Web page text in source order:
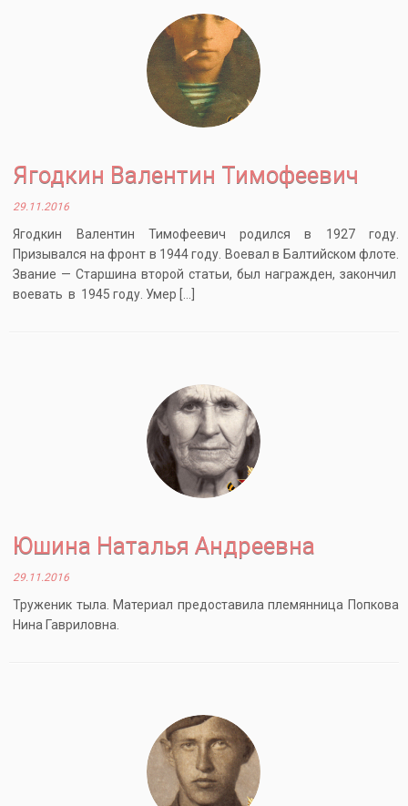
Ягодкин Валентин Тимофеевич
29.11.2016
Ягодкин Валентин Тимофеевич родился в 1927 году.
Призывался на фронт в 1944 году. Воевал в Балтийском флоте.
Звание — Старшина второй статьи, был награжден, закончил
воевать в 1945 году. Умер […]
Юшина Наталья Андреевна
29.11.2016
Труженик тыла. Материал предоставила племянница Попкова
Нина Гавриловна.